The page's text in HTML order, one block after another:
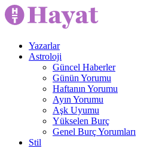
Yazarlar
Astroloji
Güncel Haberler
Günün Yorumu
Haftanın Yorumu
Ayın Yorumu
Aşk Uyumu
Yükselen Burç
Genel Burç Yorumları
Stil